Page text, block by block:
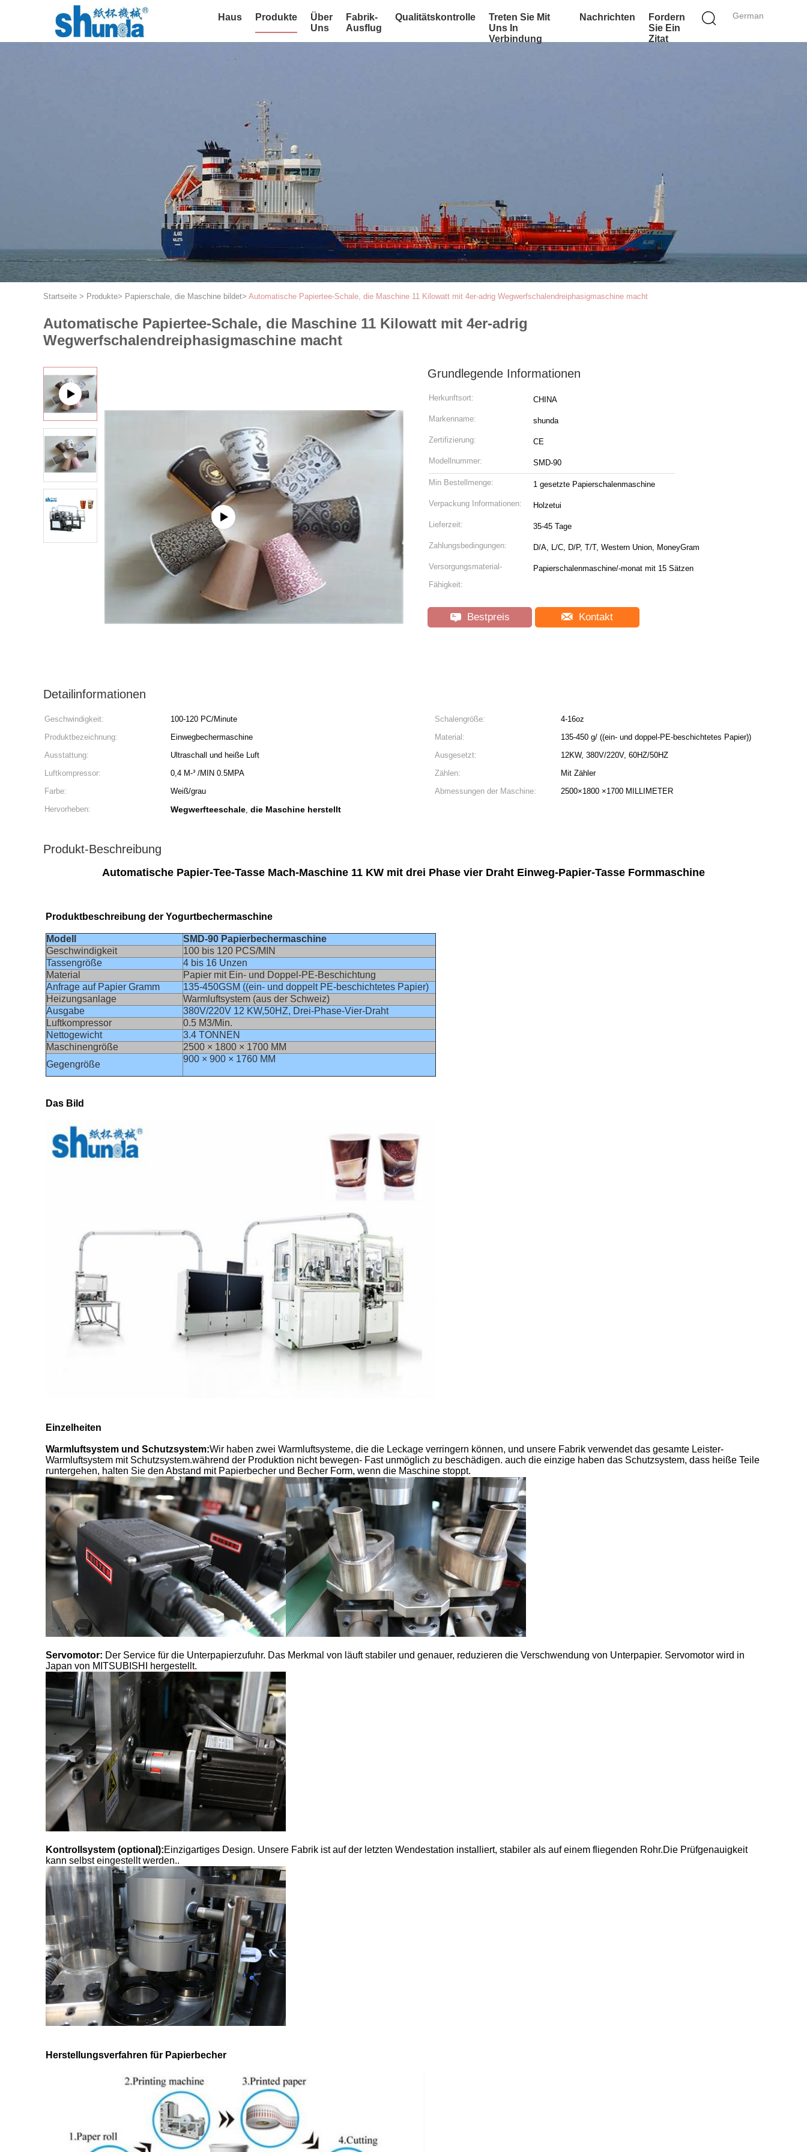
German
Haus Produkte
Über
Uns
Fabrik-
Ausflug
Qualitätskontrolle
Treten Sie Mit
Uns In
Verbindung
Nachrichten
Fordern
Sie Ein
Zitat
Startseite > Produkte> Papierschale, die Maschine bildet> Automatische Papiertee-Schale, die Maschine 11 Kilowatt mit 4er-adrig Wegwerfschalendreiphasigmaschine macht
Automatische Papiertee-Schale, die Maschine 11 Kilowatt mit 4er-adrig
Wegwerfschalendreiphasigmaschine macht
Grundlegende Informationen
Herkunftsort: CHINA
Markenname: shunda
Zertifizierung: CE
Modellnummer: SMD-90
Min Bestellmenge: 1 gesetzte Papierschalenmaschine
Verpackung Informationen: Holzetui
Lieferzeit: 35-45 Tage
Zahlungsbedingungen: D/A, L/C, D/P, T/T, Western Union, MoneyGram
Versorgungsmaterial-
Fähigkeit:
Papierschalenmaschine/-monat mit 15 Sätzen
Bestpreis Kontakt
Detailinformationen
Geschwindigkeit: 100-120 PC/Minute Schalengröße:
4-16oz
Produktbezeichnung:
Einwegbechermaschine Material:
135-450 g/ ((ein- und doppel-PE-beschichtetes Papier))
Ausstattung:
Ultraschall und heiße Luft Ausgesetzt:
12KW, 380V/220V, 60HZ/50HZ
Luftkompressor:
0,4 M-³ /MIN 0.5MPA Zählen:
Mit Zähler
Farbe:
Weiß/grau Abmessungen der Maschine:
2500×1800 ×1700 MILLIMETER
Hervorheben:
Wegwerfteeschale, die Maschine herstellt
Produkt-Beschreibung
Automatische Papier-Tee-Tasse Mach-Maschine 11 KW mit drei Phase vier Draht Einweg-Papier-Tasse Formmaschine
Produktbeschreibung der Yogurtbechermaschine
Modell
SMD-90 Papierbechermaschine
Geschwindigkeit
100 bis 120 PCS/MIN
Tassengröße
4 bis 16 Unzen
Material
Papier mit Ein- und Doppel-PE-Beschichtung
Anfrage auf Papier Gramm
135-450GSM ((ein- und doppelt PE-beschichtetes Papier)
Heizungsanlage
Warmluftsystem (aus der Schweiz)
Ausgabe
380V/220V 12 KW,50HZ, Drei-Phase-Vier-Draht
Luftkompressor
0.5 M3/Min.
Nettogewicht
3.4 TONNEN
Maschinengröße
2500 × 1800 × 1700 MM
Gegengröße
900 × 900 × 1760 MM
Das Bild
Einzelheiten
Warmluftsystem und Schutzsystem:Wir haben zwei Warmluftsysteme, die die Leckage verringern können, und unsere Fabrik verwendet das gesamte Leister-
Warmluftsystem mit Schutzsystem.während der Produktion nicht bewegen- Fast unmöglich zu beschädigen. auch die einzige haben das Schutzsystem, dass heiße Teile
runtergehen, halten Sie den Abstand mit Papierbecher und Becher Form, wenn die Maschine stoppt.
Servomotor: Der Service für die Unterpapierzufuhr. Das Merkmal von läuft stabiler und genauer, reduzieren die Verschwendung von Unterpapier. Servomotor wird in
Japan von MITSUBISHI hergestellt.
Kontrollsystem (optional):Einzigartiges Design. Unsere Fabrik ist auf der letzten Wendestation installiert, stabiler als auf einem fliegenden Rohr.Die Prüfgenauigkeit
kann selbst eingestellt werden..
Herstellungsverfahren für Papierbecher